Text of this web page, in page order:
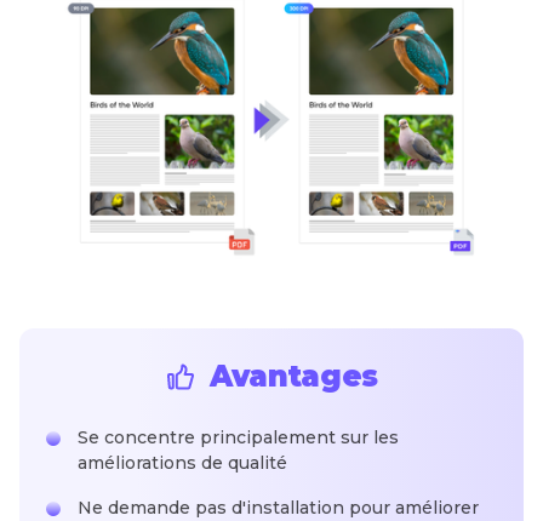
Avantages
Se concentre principalement sur les
améliorations de qualité
Ne demande pas d'installation pour améliorer